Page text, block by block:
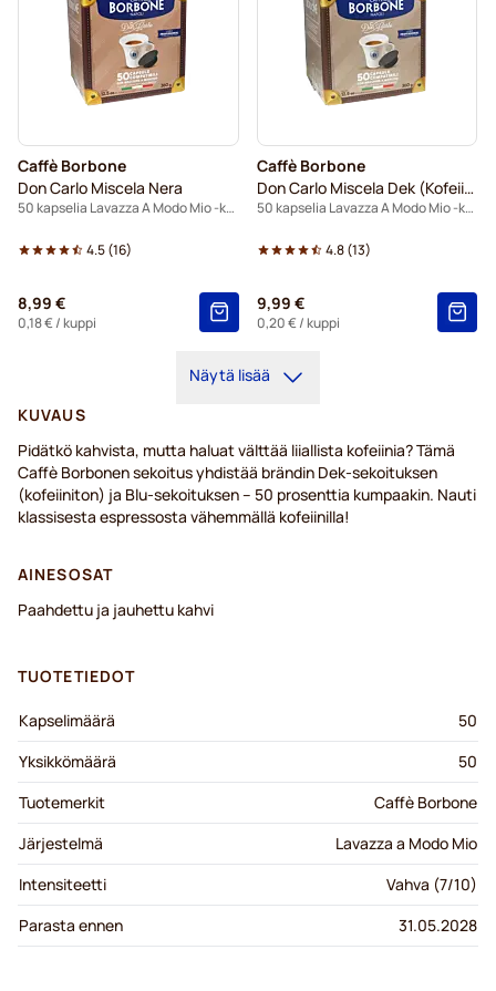
Caffè Borbone
Don Carlo Miscela Nera
50 kapselia Lavazza A Modo Mio -koneisiin
4.5(16)
8,99 €
0,18 €/ kuppi
Caffè Borbone
Don Carlo Miscela Dek (Kofeiiniton)
50 kapselia Lavazza A Modo Mio -koneisiin
4.8(13)
9,99 €
0,20 €/ kuppi
Näytä lisää
KUVAUS
Pidätkö kahvista, mutta haluat välttää liiallista kofeiinia? Tämä
Caffè Borbonen sekoitus yhdistää brändin Dek-sekoituksen
(kofeiiniton) ja Blu-sekoituksen – 50 prosenttia kumpaakin. Nauti
klassisesta espressosta vähemmällä kofeiinilla!
AINESOSAT
Paahdettu ja jauhettu kahvi
TUOTETIEDOT
Kapselimäärä
50
Yksikkömäärä
50
Tuotemerkit
Caffè Borbone
Järjestelmä
Lavazza a Modo Mio
Intensiteetti
Vahva (7/10)
Parasta ennen
31.05.2028